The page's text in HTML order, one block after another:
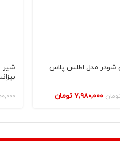
مدل اطلس پلاس
تومان ۷,۹۸۰,۰۰۰ تومان
شیر